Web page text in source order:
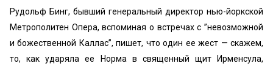
Рудольф Бинг, бывший генеральный директор нью-йоркской
Метрополитен Опера, вспоминая о встречах с ’’невозможной
и божественной Каллас”, пишет, что один ее жест — скажем,
то, как ударяла ее Норма в священный щит Ирменсула,